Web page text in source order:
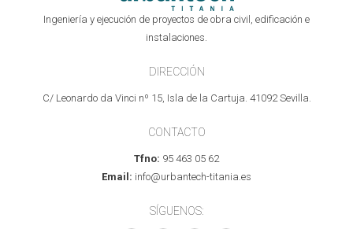
Ingeniería y ejecución de proyectos de obra civil, edificación e
instalaciones.
DIRECCIÓN
C/ Leonardo da Vinci nº 15, Isla de la Cartuja. 41092 Sevilla.
CONTACTO
Tfno: 95 463 05 62
Email: info@urbantech-titania.es
SÍGUENOS: